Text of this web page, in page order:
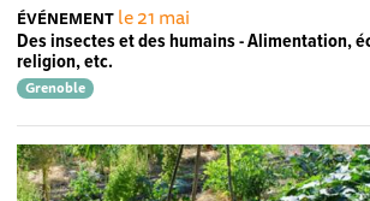
ÉVÉNEMENT le 21 mai
Des insectes et des humains - Alimentation,
religion, etc.
Grenoble